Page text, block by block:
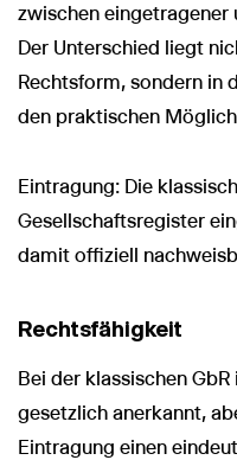
zwischen eingetragener
Der Unterschied liegt
Rechtsform, sondern in
den praktischen
Eintragung: Die
Gesellschaftsregister
damit offiziell
Rechtsfähigkeit
Bei der klassischen
gesetzlich anerkannt,
Eintragung einen